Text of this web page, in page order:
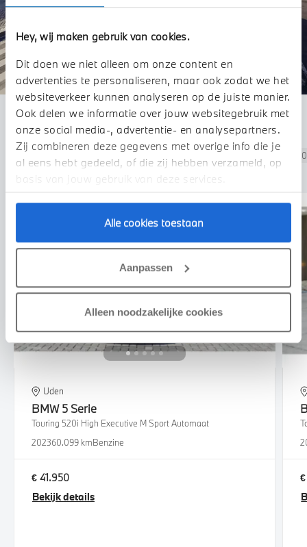
Hey, wij maken gebruik van cookies.
Dit doen we niet alleen om onze content en
advertenties te personaliseren, maar ook zodat we het
websiteverkeer kunnen analyseren op de juiste manier.
Ook delen we informatie over jouw websitegebruik met
onze social media-, advertentie- en analysepartners.
Zij combineren deze gegevens met overige info die je
al eens hebt gedeeld, of die zij hebben verzameld, op
basis van jouw gebruik van deze services.
Alle cookies toestaan
Aanpassen
Alleen noodzakelijke cookies
Filteren op
Demo
21 Occasions 124
Voorraad-
Nieuw
Uden
BMW 5 Serie
Touring 520i High Executive M Sport Automaat
202360.099 kmBenzine
€ 41.950
Bekijk details